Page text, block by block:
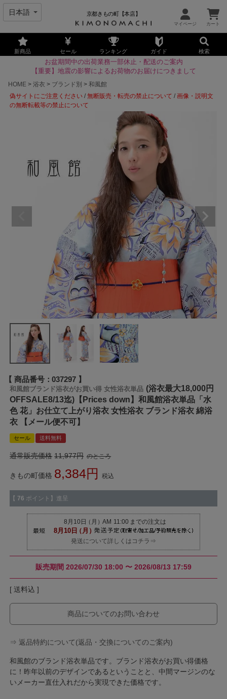
京都きもの町【本店】
新商品 セール ランキング ガイド 検索
お盆期間中の出荷業務一部休止・配送のご案内
【重要】地震の影響によるお荷物のお届けにつきまして
HOME
浴衣 ブランド別
和風館
偽サイトにご注意ください /無断販売・転売の禁止について /画像・説明文
の無断転載等の禁止について
商品番号 037297
和風館ブランド浴衣がお買い得 女性浴衣単品 (浴衣最大18,000円
OFFSALE8/13迄)【Prices down】和風館浴衣単品「水
色 花」お仕立て上がり浴衣 女性浴衣 ブランド浴衣 綿浴
衣 【メール便不可】
セール 送料無料
通常販売価格 11,977 のところ
きもの町価格 8,384 税込
【 76 ポイント】進呈
発送について詳しくはコチラ⇒
販売期間 2026/07/30 18:00 〜 2026/08/13 17:59
送料込
商品についてのお問い合わせ
⇒ 返品特約について(返品・交換についてのご案内)
和風館のブランド浴衣単品です。ブランド浴衣がお買い得価格
に！昨年以前のデザインであるということと、中間マージンのな
いメーカー直仕入れだから実現できた価格です。